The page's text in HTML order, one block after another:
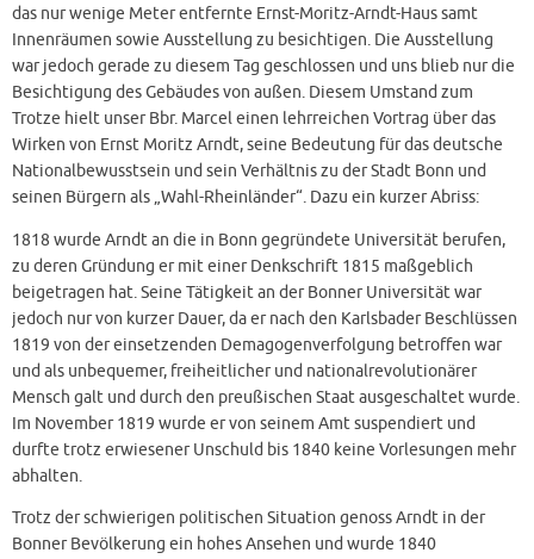
das nur wenige Meter entfernte Ernst-Moritz-Arndt-Haus samt
Innenräumen sowie Ausstellung zu besichtigen. Die Ausstellung
war jedoch gerade zu diesem Tag geschlossen und uns blieb nur die
Besichtigung des Gebäudes von außen. Diesem Umstand zum
Trotze hielt unser Bbr. Marcel einen lehrreichen Vortrag über das
Wirken von Ernst Moritz Arndt, seine Bedeutung für das deutsche
Nationalbewusstsein und sein Verhältnis zu der Stadt Bonn und
seinen Bürgern als „Wahl-Rheinländer“. Dazu ein kurzer Abriss:
1818 wurde Arndt an die in Bonn gegründete Universität berufen,
zu deren Gründung er mit einer Denkschrift 1815 maßgeblich
beigetragen hat. Seine Tätigkeit an der Bonner Universität war
jedoch nur von kurzer Dauer, da er nach den Karlsbader Beschlüssen
1819 von der einsetzenden Demagogenverfolgung betroffen war
und als unbequemer, freiheitlicher und nationalrevolutionärer
Mensch galt und durch den preußischen Staat ausgeschaltet wurde.
Im November 1819 wurde er von seinem Amt suspendiert und
durfte trotz erwiesener Unschuld bis 1840 keine Vorlesungen mehr
abhalten.
Trotz der schwierigen politischen Situation genoss Arndt in der
Bonner Bevölkerung ein hohes Ansehen und wurde 1840